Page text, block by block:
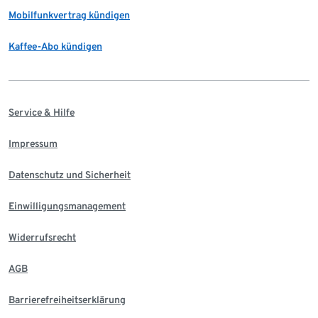
Mobilfunkvertrag kündigen
Kaffee-Abo kündigen
Service & Hilfe
Impressum
Datenschutz und Sicherheit
Einwilligungsmanagement
Widerrufsrecht
AGB
Barrierefreiheitserklärung